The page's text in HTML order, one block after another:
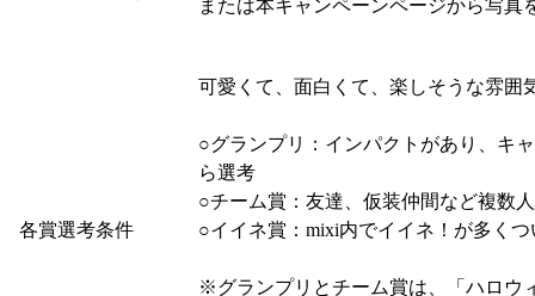
または本キャンペーンページから写真
各賞選考条件
可愛くて、面白くて、楽しそうな雰囲
○グランプリ：インパクトがあり、キ
ら選考
○チーム賞：友達、仮装仲間など複数
○イイネ賞：mixi内でイイネ！が多く
※グランプリとチーム賞は、「ハロウ